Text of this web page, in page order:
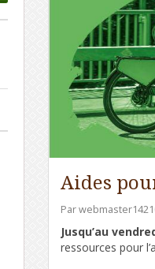
Aides
Par
Jusqu’au
ressources pour